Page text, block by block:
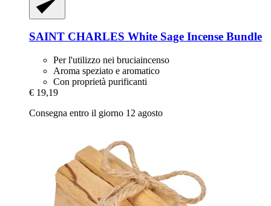
SAINT CHARLES White Sage Incense Bundle
Per l'utilizzo nei bruciaincenso
Aroma speziato e aromatico
Con proprietà purificanti
€ 19,19
Consegna entro il giorno 12 agosto